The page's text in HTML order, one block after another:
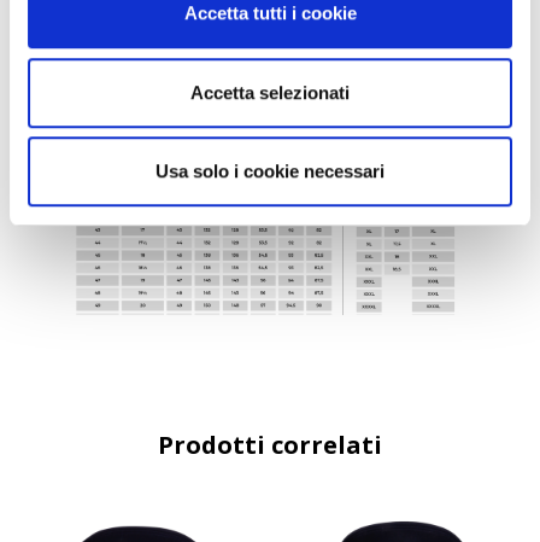
Accetta tutti i cookie
Accetta selezionati
Usa solo i cookie necessari
Prodotti correlati